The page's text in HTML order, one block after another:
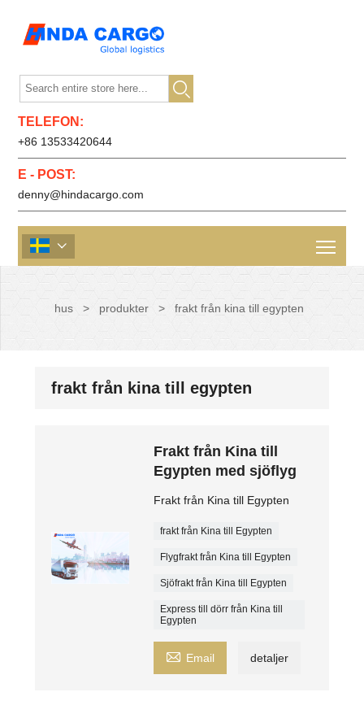

TELEFON:
+86 13533420644
E - POST:
denny@hindacargo.com

hus > produkter > frakt från kina till egypten
frakt från kina till egypten
Frakt från Kina till
Egypten med sjöflyg
Frakt från Kina till Egypten
frakt från Kina till Egypten
Flygfrakt från Kina till Egypten
Sjöfrakt från Kina till Egypten
Express till dörr från Kina till
Egypten
 Email detaljer